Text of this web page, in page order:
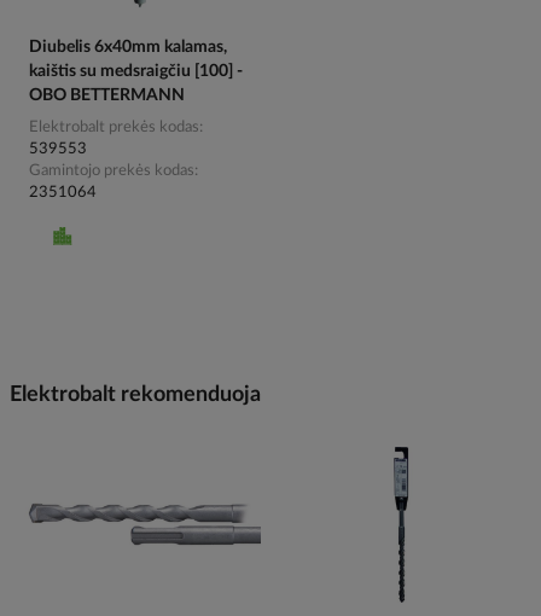
Diubelis 6x40mm kalamas,
kaištis su medsraigčiu [100] -
OBO BETTERMANN
Elektrobalt prekės kodas
539553
Gamintojo prekės kodas
2351064
Elektrobalt rekomenduoja